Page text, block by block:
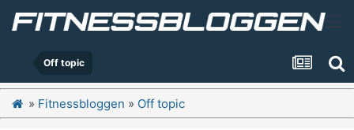
Off topic
» Fitnessbloggen » Off topic